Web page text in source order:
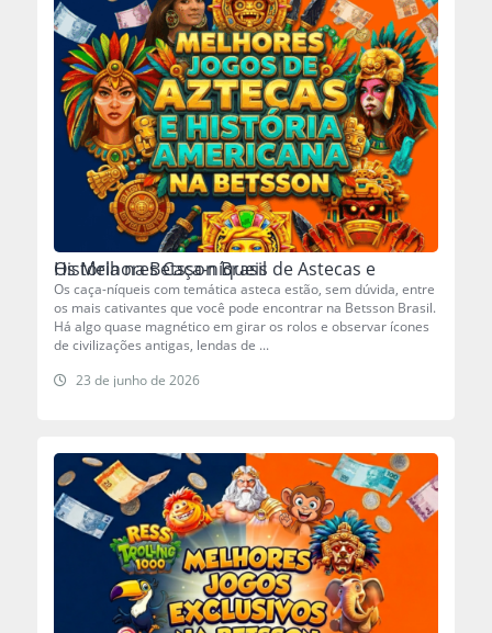
Os Melhores Caça-níqueis de Astecas e História na Betsson Brasil
Os caça-níqueis com temática asteca estão, sem dúvida, entre
os mais cativantes que você pode encontrar na Betsson Brasil.
Há algo quase magnético em girar os rolos e observar ícones
de civilizações antigas, lendas de ...
23 de junho de 2026